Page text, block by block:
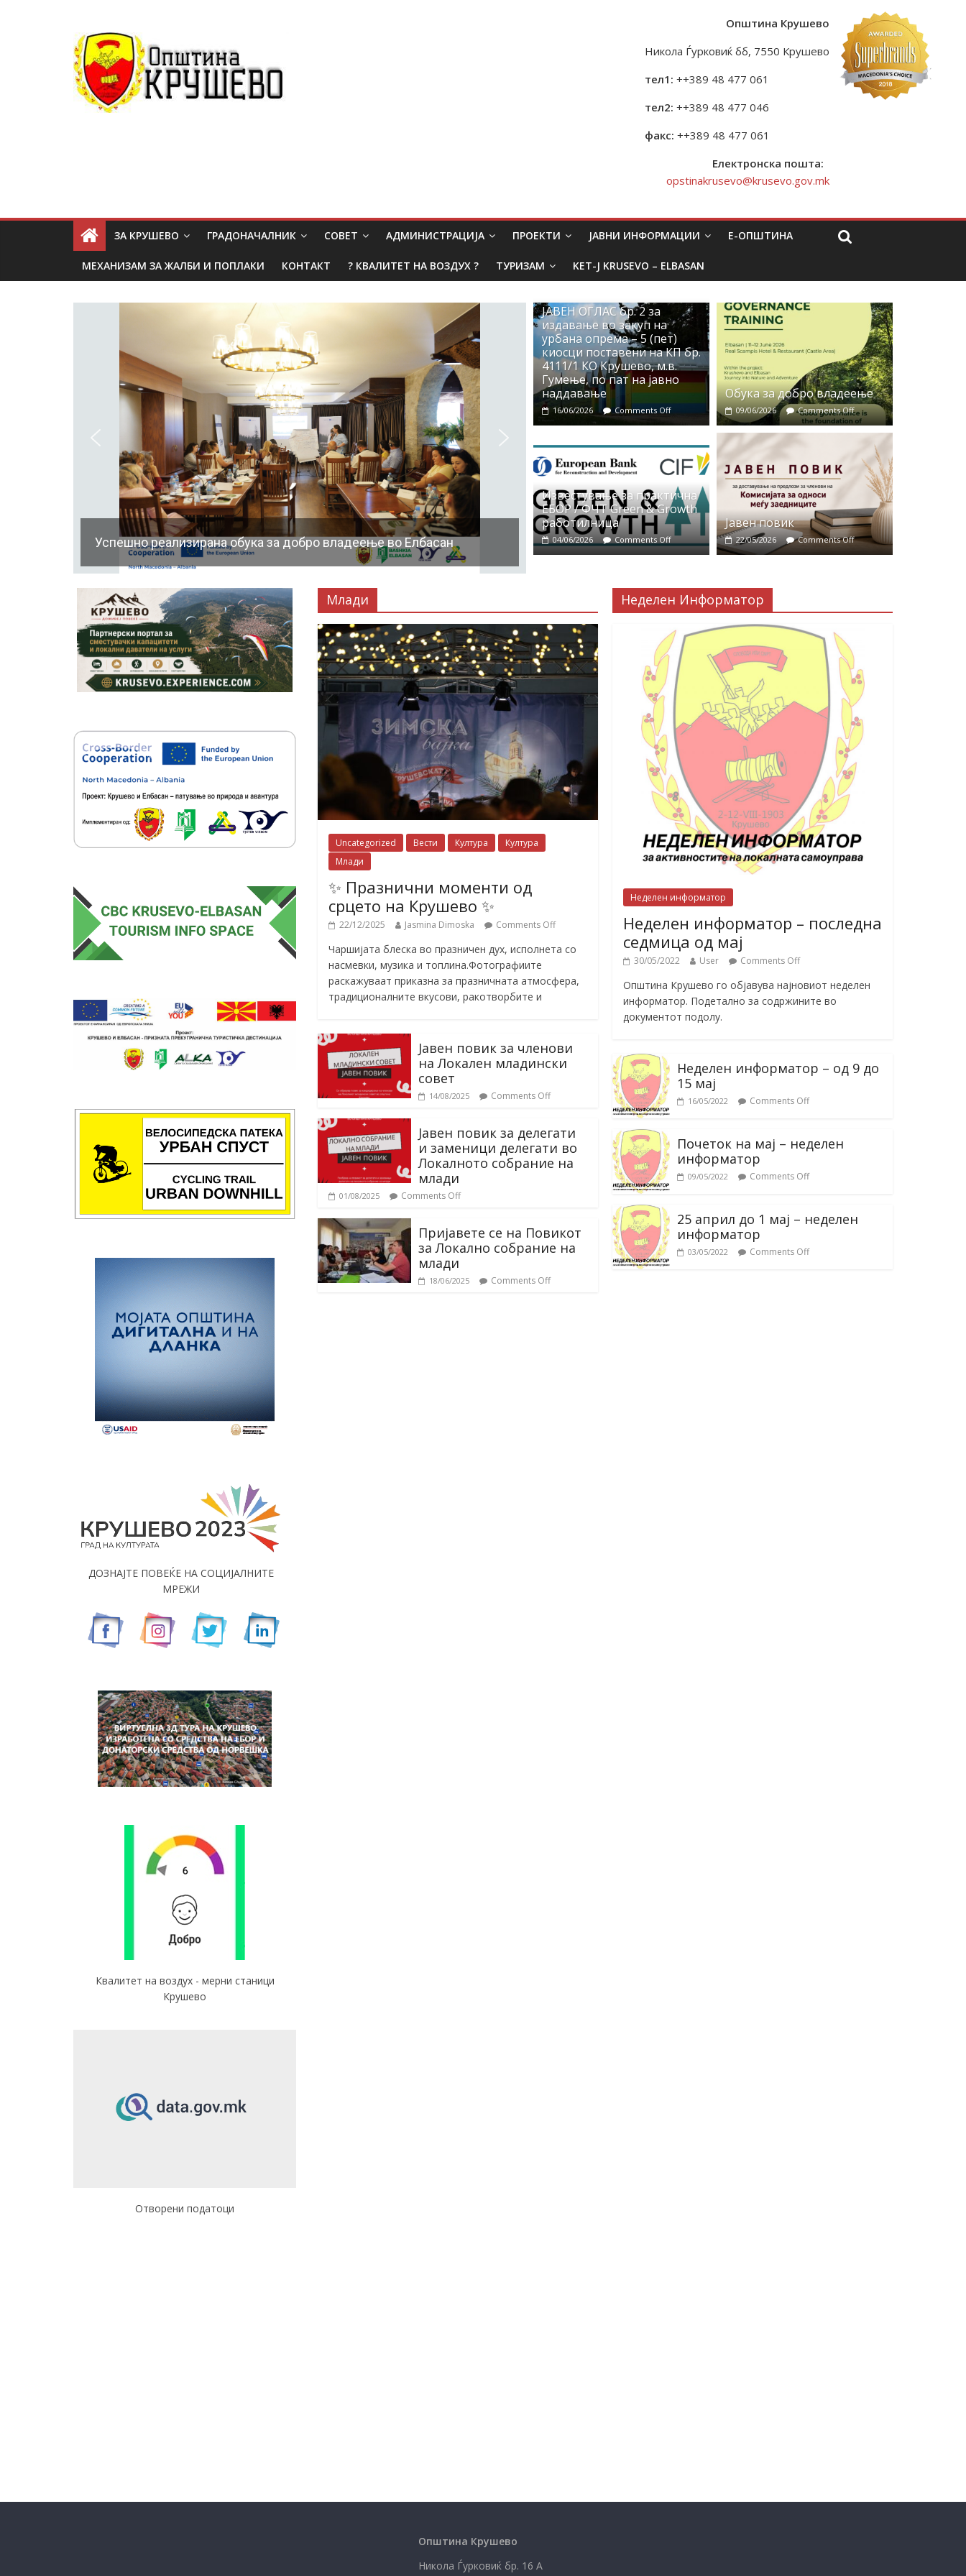
Општина Крушево
Никола Ѓурковиќ бб, 7550 Крушево
тел1: ++389 48 477 061
тел2: ++389 48 477 046
факс: ++389 48 477 061
Електронска пошта:
opstinakrusevo@krusevo.gov.mk
ЗА КРУШЕВО ГРАДОНАЧАЛНИК СОВЕТ АДМИНИСТРАЦИЈА ПРОЕКТИ ЈАВНИ ИНФОРМАЦИИ Е-ОПШТИНА
МЕХАНИЗАМ ЗА ЖАЛБИ И ПОПЛАКИ КОНТАКТ ? КВАЛИТЕТ НА ВОЗДУХ ? ТУРИЗАМ KET-J KRUSEVO – ELBASAN
Успешно реализирана обука за добро владеење во Елбасан
ЈАВЕН ОГЛАС бр. 2 за
издавање во закуп на
урбана опрема – 5 (пет)
киосци поставени на КП бр.
4111/1 КО Крушево, м.в.
Гумење, по пат на јавно
наддавање
16/06/2026 Comments Off
Обука за добро владеење
09/06/2026 Comments Off
Известување за практична
ЕБОР / ФЧТ Green & Growth
работилница
04/06/2026 Comments Off
Јавен повик
22/05/2026 Comments Off
Млади
Uncategorized Вести Култура
Култура
Млади
✨ Празнични моменти од
срцето на Крушево ✨
22/12/2025 Jasmina Dimoska Comments Off
Чаршијата блеска во празничен дух, исполнета со
насмевки, музика и топлина.Фотографиите
раскажуваат приказна за празничната атмосфера,
традиционалните вкусови, ракотворбите и
Јавен повик за членови
на Локален младински
совет
14/08/2025 Comments Off
Јавен повик за делегати
и заменици делегати во
Локалното собрание на
млади
01/08/2025 Comments Off
Пријавете се на Повикот
за Локално собрание на
млади
18/06/2025 Comments Off
Неделен Информатор
Неделен информатор
Неделен информатор – последна
седмица од мај
30/05/2022 User Comments Off
Општина Крушево го објавува најновиот неделен
информатор. Подетално за содржините во
документот подолу.
Неделен информатор – од 9 до
15 мај
16/05/2022 Comments Off
Почеток на мај – неделен
информатор
09/05/2022 Comments Off
25 април до 1 мај – неделен
информатор
03/05/2022 Comments Off
ДОЗНАЈТЕ ПОВЕЌЕ НА СОЦИЈАЛНИТЕ
МРЕЖИ
Квалитет на воздух - мерни станици
Крушево
Отворени податоци
Општина Крушево
Никола Ѓурковиќ бр. 16 А